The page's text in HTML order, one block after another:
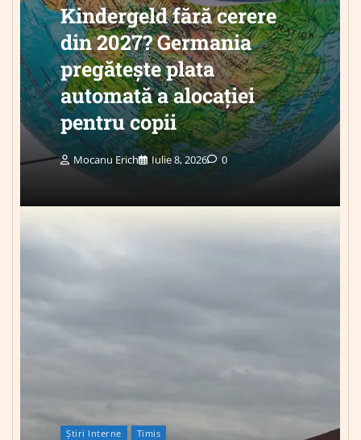
Kindergeld fără cerere
din 2027? Germania
pregătește plata
automată a alocației
pentru copii
Mocanu Erich Iulie 8, 2026 0
Știri Interne Timis